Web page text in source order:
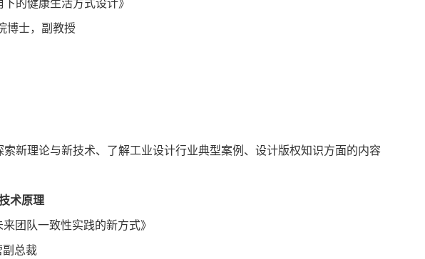
的健康生活方式设计》
博士，副教授
新理论与新技术、了解工业设计行业典型案例、设计版权知识方面的内容
术原理
团队一致性实践的新方式》
副总裁